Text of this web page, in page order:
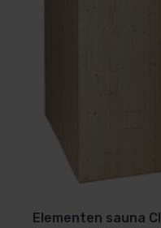
Elementen sauna